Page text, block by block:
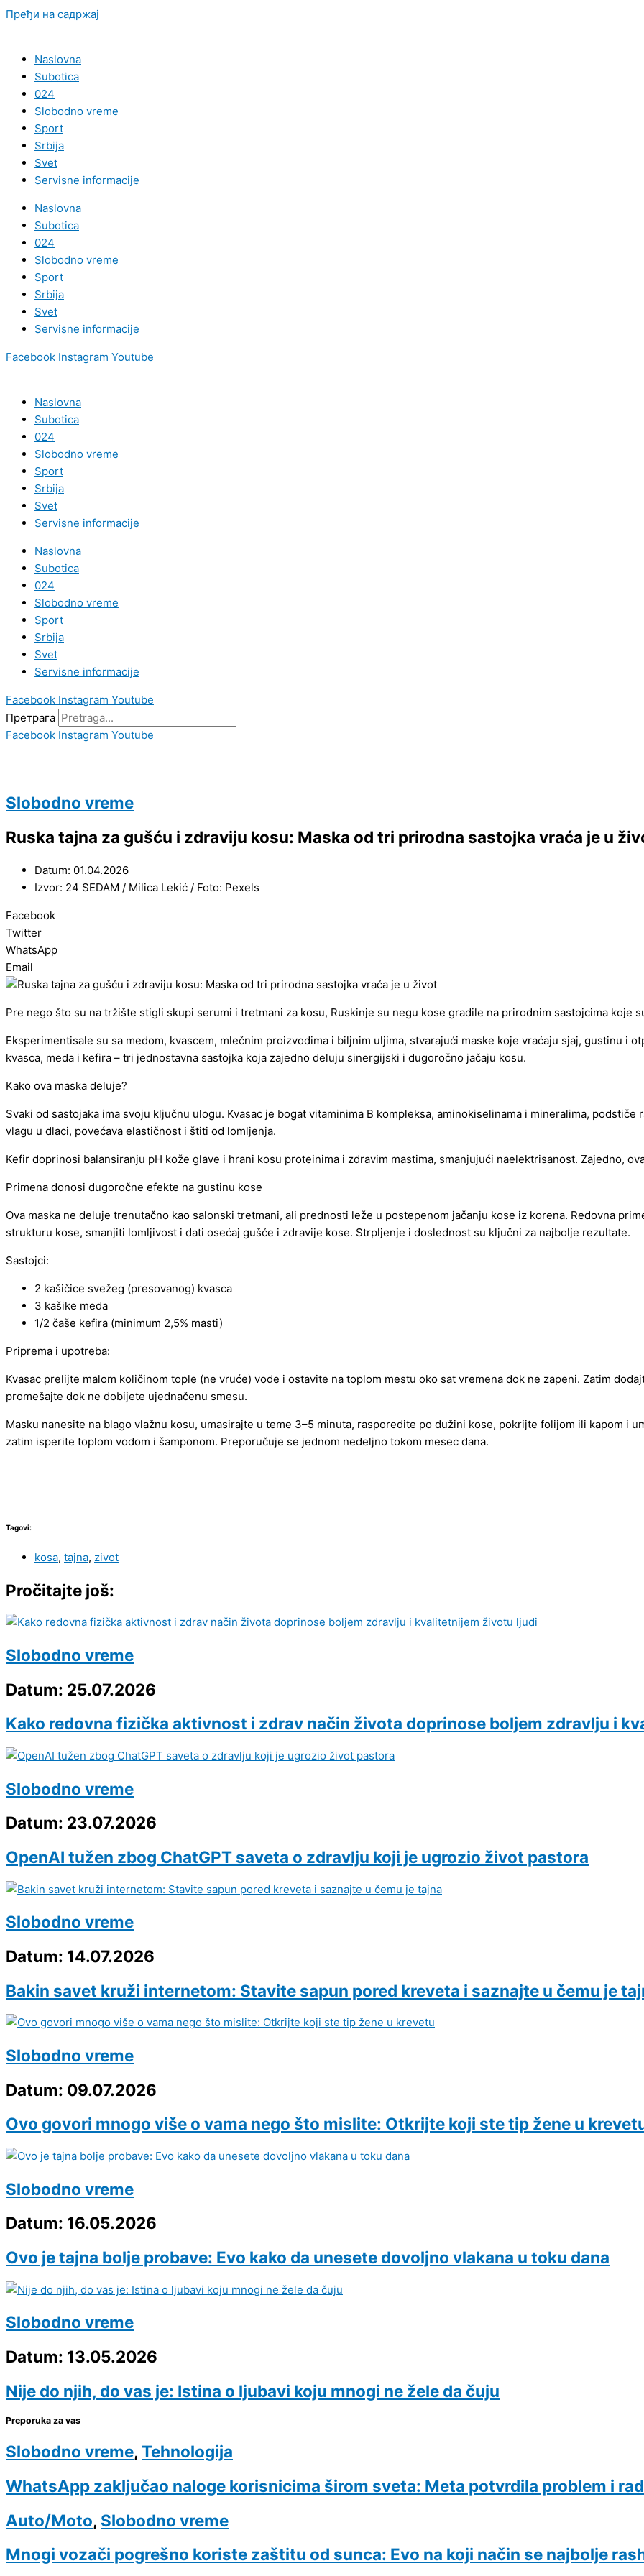
Пређи на садржај
Naslovna
Subotica
024
Slobodno vreme
Sport
Srbija
Svet
Servisne informacije
Naslovna
Subotica
024
Slobodno vreme
Sport
Srbija
Svet
Servisne informacije
Facebook Instagram Youtube
Naslovna
Subotica
024
Slobodno vreme
Sport
Srbija
Svet
Servisne informacije
Naslovna
Subotica
024
Slobodno vreme
Sport
Srbija
Svet
Servisne informacije
Facebook Instagram Youtube
Претрага
Facebook Instagram Youtube
Slobodno vreme
Ruska tajna za gušću i zdraviju kosu: Maska od tri prirodna sastojka vraća je u
Datum: 01.04.2026
Izvor: 24 SEDAM / Milica Lekić / Foto: Pexels
Facebook
Twitter
WhatsApp
Email
Pre nego što su na tržište stigli skupi serumi i tretmani za kosu, Ruskinje su negu kose gradile na prirodnim sastojcima koje
Eksperimentisale su sa medom, kvascem, mlečnim proizvodima i biljnim uljima, stvarajući maske koje vraćaju sjaj, gustinu i
kvasca, meda i kefira – tri jednostavna sastojka koja zajedno deluju sinergijski i dugoročno jačaju kosu.
Kako ova maska deluje?
Svaki od sastojaka ima svoju ključnu ulogu. Kvasac je bogat vitaminima B kompleksa, aminokiselinama i mineralima,
vlagu u dlaci, povećava elastičnost i štiti od lomljenja.
Kefir doprinosi balansiranju pH kože glave i hrani kosu proteinima i zdravim mastima, smanjujući naelektrisanost. Zajedno,
Primena donosi dugoročne efekte na gustinu kose
Ova maska ne deluje trenutačno kao salonski tretmani, ali prednosti leže u postepenom jačanju kose iz korena. Redovna
strukturu kose, smanjiti lomljivost i dati osećaj gušće i zdravije kose. Strpljenje i doslednost su ključni za najbolje rezultate.
Sastojci:
2 kašičice svežeg (presovanog) kvasca
3 kašike meda
1/2 čaše kefira (minimum 2,5% masti)
Priprema i upotreba:
Kvasac prelijte malom količinom tople (ne vruće) vode i ostavite na toplom mestu oko sat vremena dok ne zapeni. Zatim
promešajte dok ne dobijete ujednačenu smesu.
Masku nanesite na blago vlažnu kosu, umasirajte u teme 3–5 minuta, rasporedite po dužini kose, pokrijte folijom ili kapom i
zatim isperite toplom vodom i šamponom. Preporučuje se jednom nedeljno tokom mesec dana.
Tagovi:
kosa, tajna, zivot
Pročitajte još:
Slobodno vreme
Datum: 25.07.2026
Kako redovna fizička aktivnost i zdrav način života doprinose boljem zdravlju i
Slobodno vreme
Datum: 23.07.2026
OpenAI tužen zbog ChatGPT saveta o zdravlju koji je ugrozio život pastora
Slobodno vreme
Datum: 14.07.2026
Bakin savet kruži internetom: Stavite sapun pored kreveta i saznajte u čemu je
Slobodno vreme
Datum: 09.07.2026
Ovo govori mnogo više o vama nego što mislite: Otkrijte koji ste tip žene u
Slobodno vreme
Datum: 16.05.2026
Ovo je tajna bolje probave: Evo kako da unesete dovoljno vlakana u toku dana
Slobodno vreme
Datum: 13.05.2026
Nije do njih, do vas je: Istina o ljubavi koju mnogi ne žele da čuju
Preporuka za vas
Slobodno vreme, Tehnologija
WhatsApp zaključao naloge korisnicima širom sveta: Meta potvrdila problem i
Auto/Moto, Slobodno vreme
Mnogi vozači pogrešno koriste zaštitu od sunca: Evo na koji način se najbolje